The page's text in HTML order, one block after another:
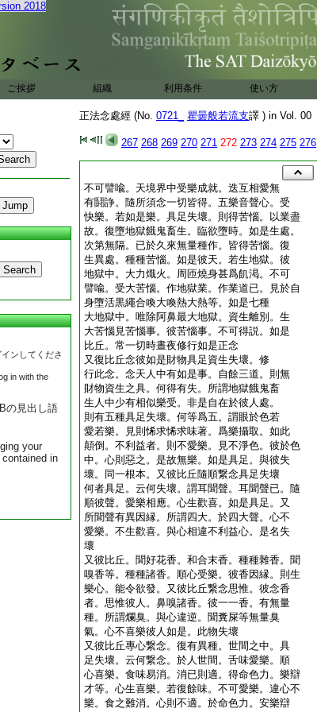
2018
ご挨拶 組織 利用条件 使い方
Search
ンしてくださ
in with the
の見出し語
your
in
正法念處經 (No. 0721_ 瞿曇般若流支譯 ) in Vol. 00
267 268 269 270 271 272 273 274 275 276
不可譬喩。天境界中受樂成就。迭互相愛無
有鬪諍。隨所須念一切皆得。五樂音聲心。受
快樂。若如是樂。具足失壞。則得苦惱。以業盡
故。復墮地獄餓鬼畜生。臨欲墮時。如是生處。
次第無隔。已於久來無量種作。皆得苦惱。復
生異處。種種苦惱。如是彼天。若生地獄。彼
地獄中。大力熾火。周匝燒身甚爲飢渇。不可
譬喩。受大苦惱。作地獄業。作業道已。見於自
身墮活黒繩合喚大喚熱大熱等。如是七種
大地獄中。唯除阿鼻最大地獄。資生離別。生
大苦惱見苦惱事。彼苦惱事。不可得説。如是
比丘。常一切時晝夜修行如是正念
又復比丘念彼如是財物具足資生失壞。修
行此念。念天人中有如是事。自餘三道。則無
財物資生之具。何得有失。所謂地獄餓鬼畜
生人中少有相似樂受。非是自在於彼人處。
則有五種具足失壞。何等爲五。謂眼於色若
愛若樂。見則悕求悕求味著。爲樂攝取。如此
顛倒。不利益者。則不愛樂。見不淨色。彼於色
中。心則惡之。是故無樂。如是具足。與彼失
壞。同一根本。又彼比丘隨順繋念具足失壞
何者具足。云何失壞。謂耳聞聲。耳聞聲已。隨
順彼聲。愛樂相應。心生歡喜。如是具足。又
所聞聲有異因縁。所謂四大。於四大聲。心不
愛樂。不生歡喜。與心相違不利益心。是名失
壞
又彼比丘。聞好花香。和合末香。種種雜香。聞
嗅香等。種種諸香。順心受樂。彼香因縁。則生
樂心。能令欲發。又彼比丘繋念思惟。彼念香
者。思惟彼人。鼻嗅諸香。彼一一香。有無量
種。所謂爛臭。與心違逆。聞糞屎等無量臭
氣。心不喜樂彼人如是。此物失壞
又彼比丘專心繋念。復有異種。世間之中。具
足失壞。云何繋念。於人世間。舌味愛樂。順
心喜樂。食味易消。消已則適。得命色力。樂辯
才等。心生喜樂。若復餘味。不可愛樂。違心不
樂。食之難消。心則不適。於命色力。安樂辯